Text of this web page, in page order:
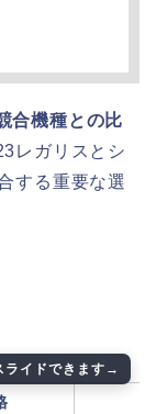
合機種との比
レガリスとシ
する重要な選